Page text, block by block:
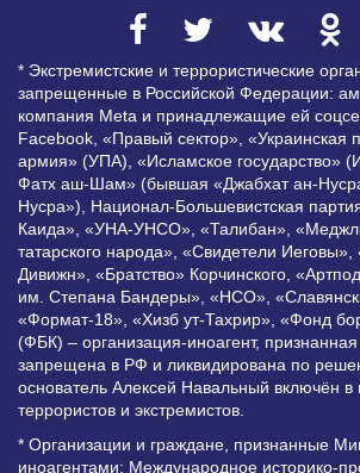
* Экстремистские и террористические
запрещенные в Российской Федерации:
компания Meta и принадлежащие ей
Facebook, «Правый сектор», «Украинская
армия» (УПА), «Исламское государство»
Фатх аш-Шам» (бывшая «Джабхат ан-
Нусра»), Национал-Большевистская
Каида», «УНА-УНСО», «Талибан»,
татарского народа», «Свидетели Иеговы»,
Дивижн», «Братство» Корчинского,
им. Степана Бандеры», «НСО»,
«Формат-18», «Хизб ут-Тахрир», «Фонд
(ФБК) – организация-иноагент, признанная
запрещена в РФ и ликвидирована по
основатель Алексей Навальный включён в
террористов и экстремистов.
* Организации и граждане, признанные
иноагентами: Международное историко-